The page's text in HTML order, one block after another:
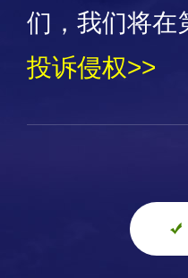
们，我们将在
投诉侵权>>